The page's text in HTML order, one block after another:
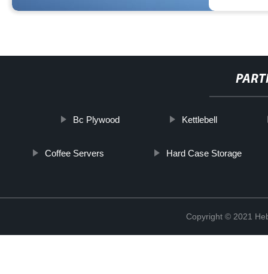
Bc Plywood Kettlebell
Coffee Servers Hard Case Storage
Copyright © 2021